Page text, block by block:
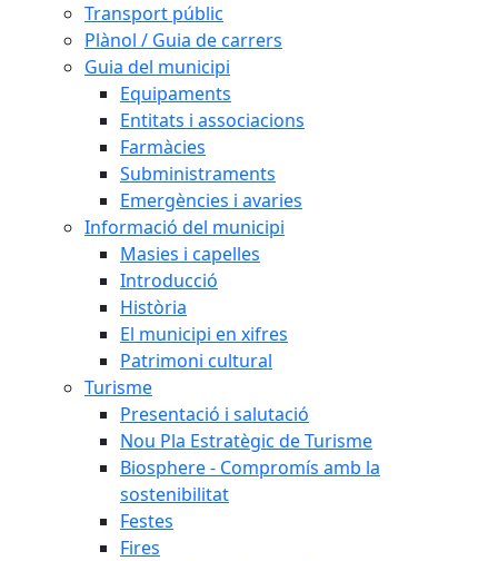
Transport públic
Plànol / Guia de carrers
Guia del municipi
Equipaments
Entitats i associacions
Farmàcies
Subministraments
Emergències i avaries
Informació del municipi
Masies i capelles
Introducció
Història
El municipi en xifres
Patrimoni cultural
Turisme
Presentació i salutació
Nou Pla Estratègic de Turisme
Biosphere - Compromís amb la
sostenibilitat
Festes
Fires